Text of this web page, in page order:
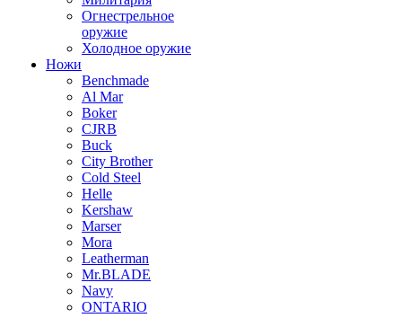
Огнестрельное
оружие
Холодное оружие
Ножи
Benchmade
Al Mar
Boker
CJRB
Buck
City Brother
Cold Steel
Helle
Kershaw
Marser
Mora
Leatherman
Mr.BLADE
Navy
ONTARIO